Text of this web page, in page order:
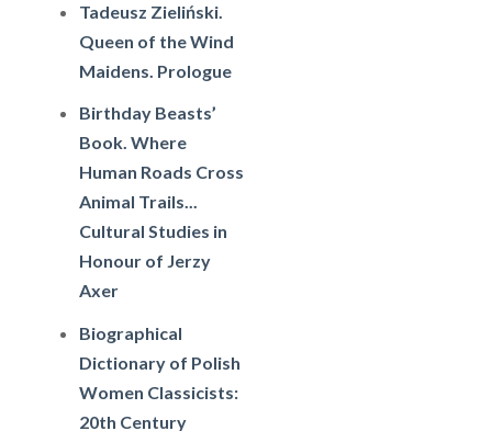
Tadeusz Zieliński.
Queen of the Wind
Maidens. Prologue
Birthday Beasts’
Book. Where
Human Roads Cross
Animal Trails...
Cultural Studies in
Honour of Jerzy
Axer
Biographical
Dictionary of Polish
Women Classicists:
20th Century